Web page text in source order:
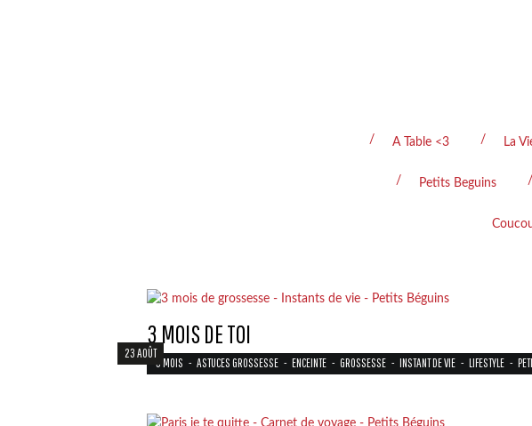
A Table <3 La
Petits Beguins
23 AOÛT
3 MOIS DE TOI
3 MOIS - ASTUCES GROSSESSE - ENCEINTE - GROSSESSE - INSTANT DE VIE - LIFESTYLE -